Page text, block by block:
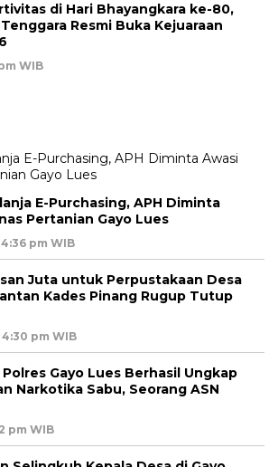
di Hari Bhayangkara ke-80,
Resmi Buka Kejuaraan
WIB
E-Purchasing, APH Diminta
Pertanian Gayo Lues
pm WIB
Juta untuk Perpustakaan Desa
Kades Pinang Rugup Tutup
pm WIB
Gayo Lues Berhasil Ungkap
Narkotika Sabu, Seorang ASN
pm WIB